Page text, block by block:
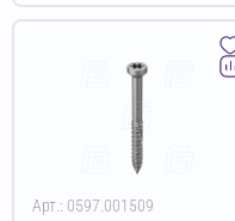
Арт.: 0597.001509